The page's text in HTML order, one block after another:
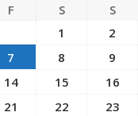
F S
S
1
2
7 8
9
14 15
16
21 22
23